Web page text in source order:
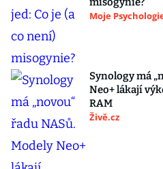
Moje
Synology má
Neo+ lákají
RAM
Živě.cz